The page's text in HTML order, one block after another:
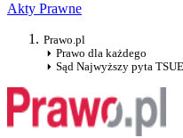
Akty Prawne
Prawo.pl
Prawo dla każdego
Sąd Najwyższy pyta